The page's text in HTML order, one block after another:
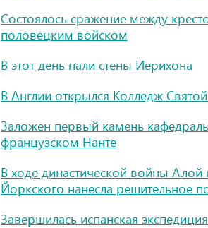
Состоялось сражение между
половецким войском
В этот день пали стены Иерихона
В Англии открылся Колледж
Заложен первый камень
французском Нанте
В ходе династической войны
Йоркского нанесла решительное
Завершилась испанская